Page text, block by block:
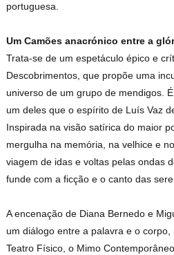
portuguesa.
Um Camões anacrónico entre a
Trata-se de um espetáculo épico e
Descobrimentos, que propõe uma
universo de um grupo de mendigos.
um deles que o espírito de Luís Vaz
Inspirada na visão satírica do maior
mergulha na memória, na velhice e
viagem de idas e voltas pelas ondas
funde com a ficção e o canto das
A encenação de Diana Bernedo e
um diálogo entre a palavra e o
Teatro Físico, o Mimo